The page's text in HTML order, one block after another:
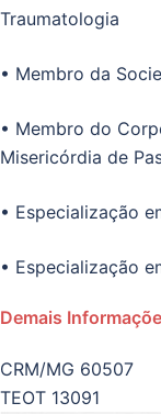
Traumatologia
• Membro da
• Membro do
Misericórdia de
• Especialização
• Especialização
Demais
CRM/MG 60507
TEOT 13091